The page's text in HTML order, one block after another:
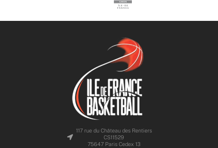
117 rue du Château des Rentiers
CS11529
75647 Paris Cedex 13